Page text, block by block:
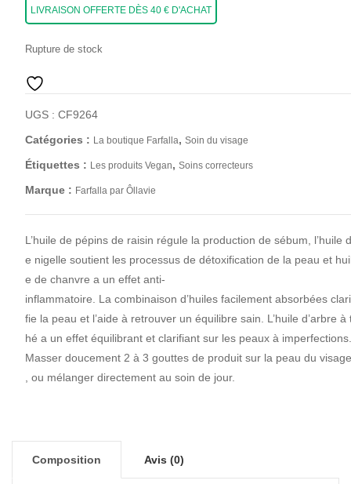
LIVRAISON OFFERTE DÈS 40 € D'ACHAT
Rupture de stock
UGS : CF9264
Catégories : La boutique Farfalla, Soin du visage
Étiquettes : Les produits Vegan, Soins correcteurs
Marque : Farfalla par Ôllavie
L’huile de pépins de raisin régule la production de sébum, l’huile d
e nigelle soutient les processus de détoxification de la peau et
e de chanvre a un effet anti-
inflammatoire. La combinaison d’huiles facilement absorbées clari
fie la peau et l’aide à retrouver un équilibre sain. L’huile d’arbre à
hé a un effet équilibrant et clarifiant sur les peaux à imperfections.
Masser doucement 2 à 3 gouttes de produit sur la peau du visage
, ou mélanger directement au soin de jour.
Composition Avis (0)